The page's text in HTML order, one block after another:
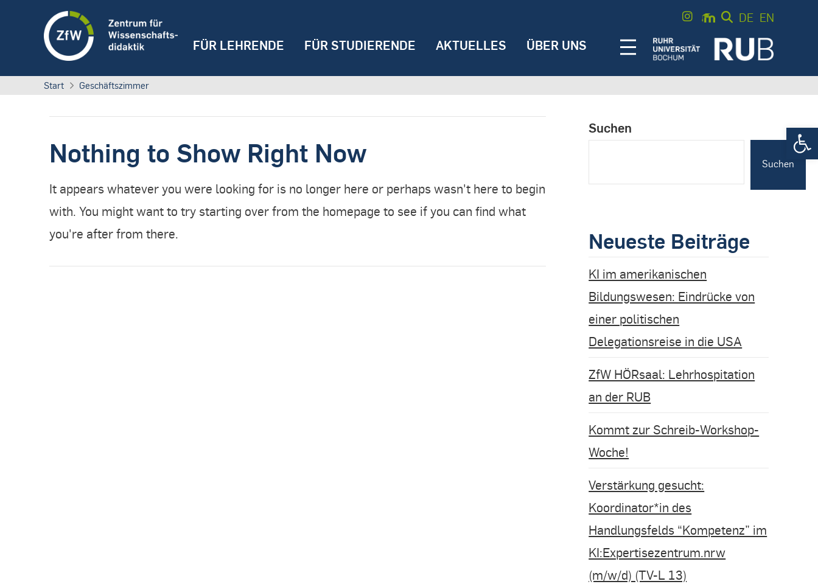
FÜR LEHRENDE FÜR STUDIERENDE AKTUELLES ÜBER UNS
DE EN
Start Geschäftszimmer
Nothing to Show Right Now
It appears whatever you were looking for is no longer here or perhaps wasn't here to begin
with. You might want to try starting over from the homepage to see if you can find what
you're after from there.
Suchen
Suchen
Neueste Beiträge
KI im amerikanischen
Bildungswesen: Eindrücke von
einer politischen
Delegationsreise in die USA
ZfW HÖRsaal: Lehrhospitation
an der RUB
Kommt zur Schreib-Workshop-
Woche!
Verstärkung gesucht:
Koordinator*in des
Handlungsfelds “Kompetenz” im
KI:Expertisezentrum.nrw
(m/w/d) (TV-L 13)